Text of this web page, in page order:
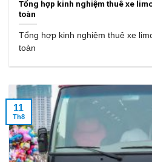
Tổng hợp kinh nghiệm thuê xe
toàn
Tổng hợp kinh nghiệm thuê xe
toàn
11
Th8